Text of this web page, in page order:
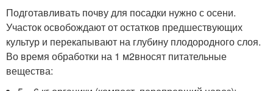
Подготавливать почву для посадки нужно с осени.
Участок освобождают от остатков предшествующих
культур и перекапывают на глубину плодородного слоя.
Во время обработки на 1 м2вносят питательные
вещества: